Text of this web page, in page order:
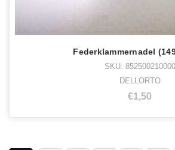
Federklammernadel
SKU: 852500210000
DELLORTO
€1,50